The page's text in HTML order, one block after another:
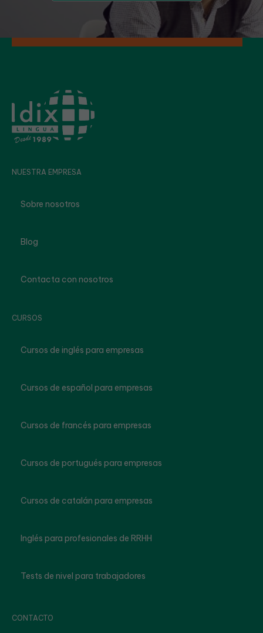
NUESTRA EMPRESA
Sobre nosotros
Blog
Contacta con nosotros
CURSOS
Cursos de inglés para empresas
Cursos de español para empresas
Cursos de francés para empresas
Cursos de portugués para empresas
Cursos de catalán para empresas
Inglés para profesionales de RRHH
Tests de nivel para trabajadores
CONTACTO